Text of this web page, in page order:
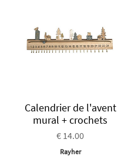
Calendrier de l'avent
mural + crochets
€ 14.00
Rayher